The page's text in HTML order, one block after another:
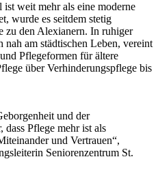
weit mehr als eine moderne
wurde es seitdem stetig
zu den Alexianern. In ruhiger
am städtischen Leben, vereint
Pflegeformen für ältere
über Verhinderungspflege bis
und der
Pflege mehr ist als
und Vertrauen“,
Seniorenzentrum St.